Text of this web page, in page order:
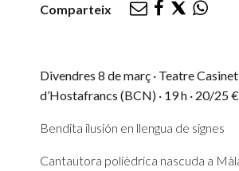
Comparteix
Divendres 8 de març · Teatre Casinet
d’Hostafrancs (BCN) · 19 h · 20/25 €
Bendita ilusión en llengua de signes
Cantautora polièdrica nascuda a